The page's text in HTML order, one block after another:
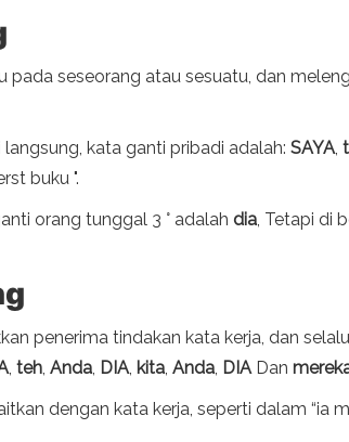
seseorang atau sesuatu, dan
kata ganti pribadi adalah: SAYA,
buku ".
orang tunggal 3 ° adalah dia, Tetapi di
penerima tindakan kata kerja, dan
, teh, Anda, DIA, kita, Anda, DIADan
dengan kata kerja, seperti dalam “ia